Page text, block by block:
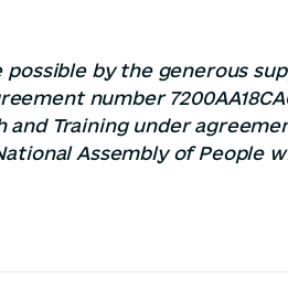
possible by the generous
number
and Training under
Assembly of People